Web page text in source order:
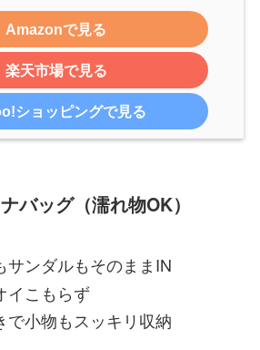
Amazonで見る
楽天市場で見る
ショッピングで見る
バッグ（濡れ物OK）
サンダルもそのままIN
こもらず
で小物もスッキリ収納